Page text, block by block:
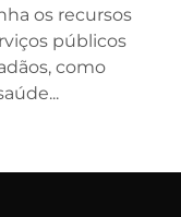
os recursos
públicos
como